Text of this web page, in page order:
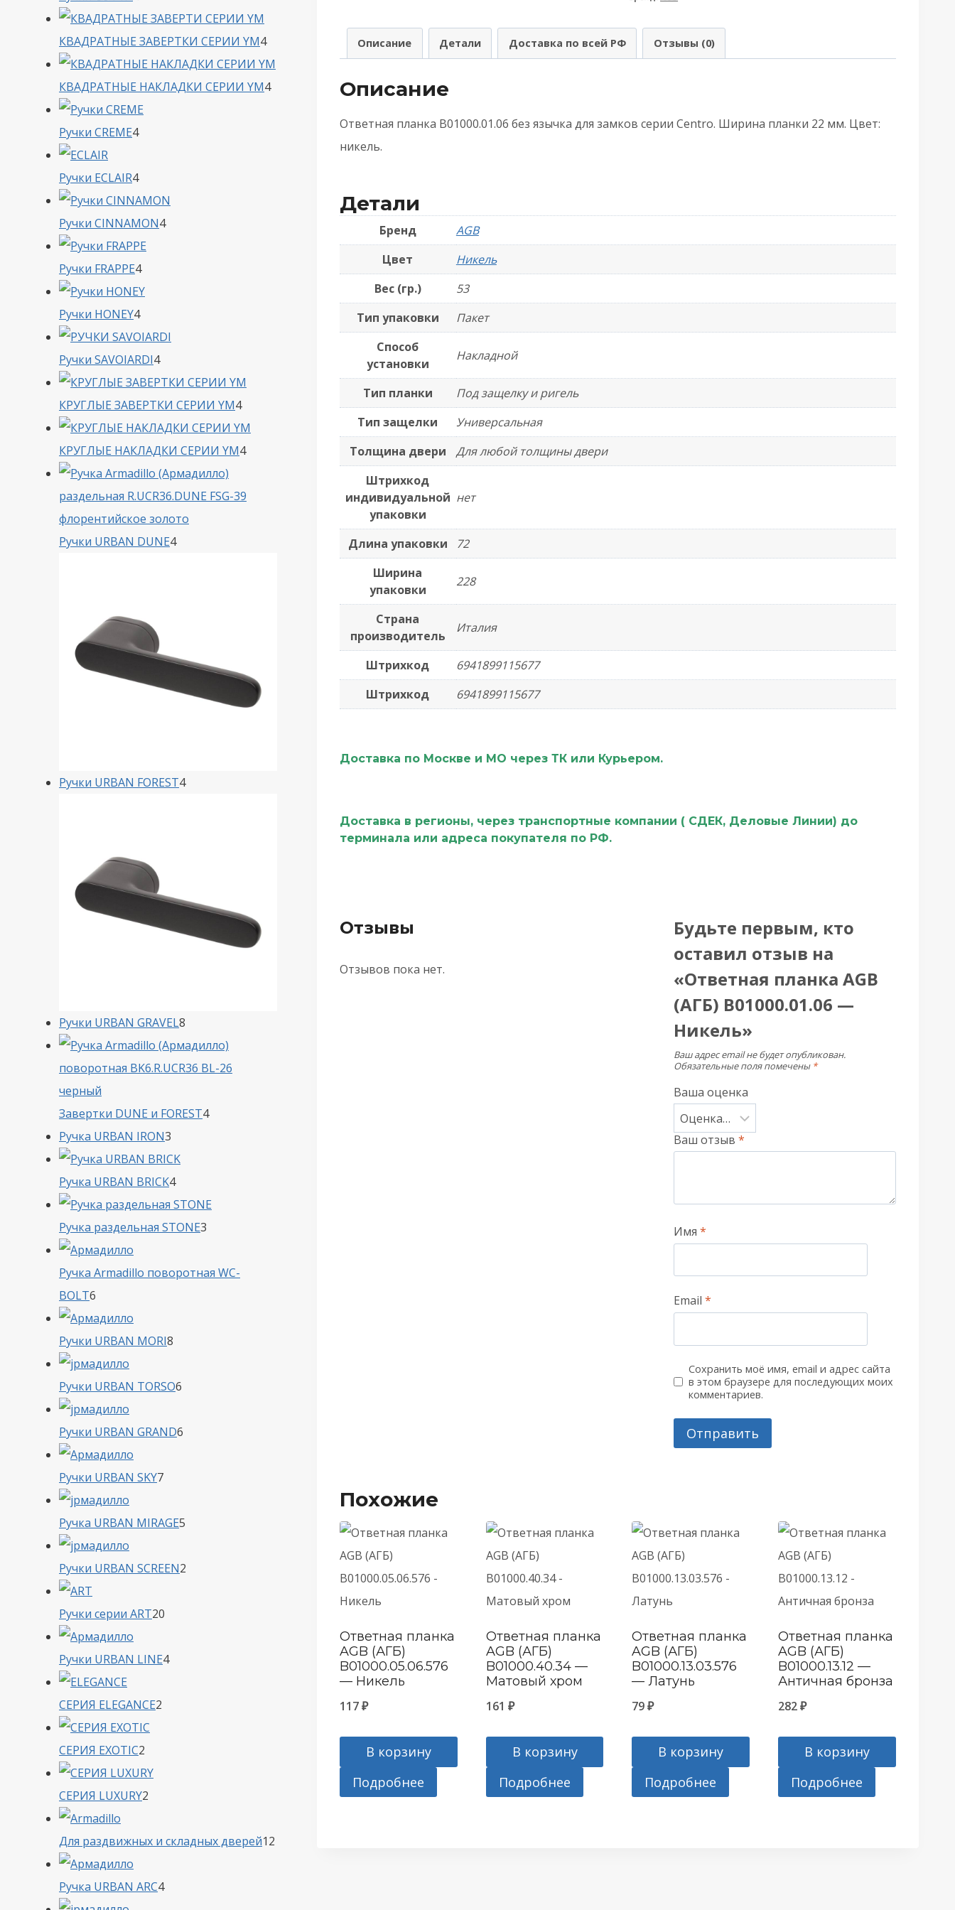
(АГБ)
Описание Детали Доставка по всей РФ Отзывы (0)
Описание
Ответная планка B01000.01.06 без язычка для замков серии Centro. Ширина планки 22 мм. Цвет:
никель.
Детали
Бренд
AGB
Цвет
Никель
Вес (гр.)
53
Тип упаковки
Пакет
Способ
установки
Накладной
Тип планки
Под защелку и ригель
Тип защелки
Универсальная
Толщина двери
Для любой толщины двери
Штрихкод
индивидуальной
упаковки
нет
Длина упаковки
72
Ширина
упаковки
228
Страна
производитель
Италия
Штрихкод
6941899115677
Штрихкод
6941899115677
Доставка по Москве и МО через ТК или Курьером.
Доставка в регионы, через транспортные компании ( СДЕК, Деловые Линии) до
терминала или адреса покупателя по РФ.
Отзывы
Отзывов пока нет.
Будьте первым, кто
оставил отзыв на
«Ответная планка AGB
(АГБ) B01000.01.06 —
Никель»
Ваш адрес email не будет опубликован.
Обязательные поля помечены *
Ваша оценка
Ваш отзыв *
Имя *
Email *
Сохранить моё имя, email и адрес сайта
в этом браузере для последующих моих
комментариев.
Похожие
Ответная планка
AGB (АГБ)
B01000.05.06.576
— Никель
117₽
В корзину
Подробнее
Ответная планка
AGB (АГБ)
B01000.40.34 —
Матовый хром
161 ₽
В корзину
Подробнее
Ответная планка
AGB (АГБ)
B01000.13.03.576
— Латунь
79₽
В корзину
Подробнее
Ответная планка
AGB (АГБ)
B01000.13.12 —
Античная бронза
282₽
В корзину
Подробнее
товара
КВАДРАТНЫЕ ЗАВЕРТКИ СЕРИИ YM44
товара
КВАДРАТНЫЕ НАКЛАДКИ СЕРИИ YM44
Ручки CREME44
Ручки ECLAIR44
товара
Ручки CINNAMON44
Ручки FRAPPE44
товара
Ручки HONEY44
товара
Ручки SAVOIARDI44
товара
КРУГЛЫЕ ЗАВЕРТКИ СЕРИИ YM44
товара
КРУГЛЫЕ НАКЛАДКИ СЕРИИ YM44
Ручки URBAN DUNE44
Ручки URBAN FOREST44
Ручки URBAN GRAVEL8
товаров
Завертки DUNE и FOREST44
Ручка URBAN IRON3
товара
Ручка URBAN BRICK44
товара
Ручка раздельная STONE3
Ручка Armadillo поворотная WC-
BOLT6
товаров
Ручки URBAN MORI8
Ручки URBAN TORSO6
Ручки URBAN GRAND6
Ручки URBAN SKY77
Ручка URBAN MIRAGE5
Ручки URBAN SCREEN2
Ручки серии ART20
Ручки URBAN LINE44
СЕРИЯ ELEGANCE2
СЕРИЯ EXOTIC2
товара
СЕРИЯ LUXURY2
Для раздвижных и складных дверей12
Ручка URBAN ARC44